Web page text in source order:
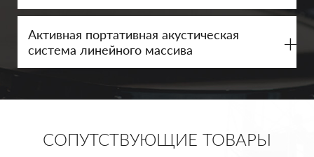
Активная портативная акустическая
система линейного массива
+
СОПУТСТВУЮЩИЕ ТОВАРЫ